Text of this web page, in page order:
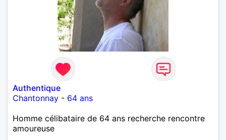
Authentique
Chantonnay - 64 ans
Homme célibataire de 64 ans recherche rencontre
amoureuse